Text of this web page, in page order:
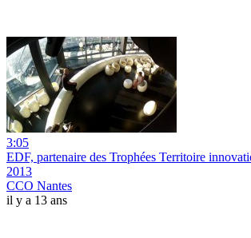
3:05
EDF, partenaire des Trophées Territoire
2013
CCO Nantes
il y a 13 ans